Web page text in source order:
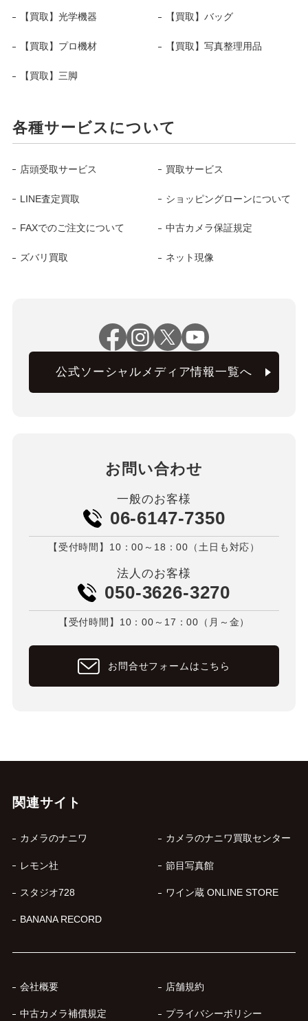
【買取】光学機器 【買取】バッグ
【買取】プロ機材 【買取】写真整理用品
【買取】三脚
各種サービスについて
店頭受取サービス 買取サービス
LINE査定買取 ショッピングローンについて
FAXでのご注文について 中古カメラ保証規定
ズバリ買取 ネット現像
公式ソーシャルメディア情報一覧へ
お問い合わせ
一般のお客様
06-6147-7350
【受付時間】10：00～18：00（土日も対応）
法人のお客様
050-3626-3270
【受付時間】10：00～17：00（月～金）
お問合せフォームはこちら
関連サイト
カメラのナニワ カメラのナニワ買取センター
レモン社 節目写真館
スタジオ728 ワイン蔵 ONLINE STORE
BANANA RECORD
会社概要 店舗規約
中古カメラ補償規定 プライバシーポリシー